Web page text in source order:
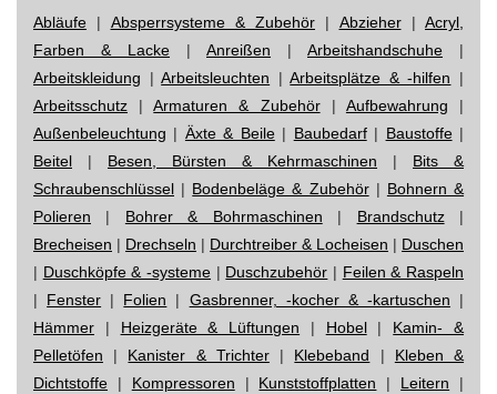
Abläufe | Absperrsysteme & Zubehör | Abzieher| Acryl,
Farben & Lacke | Anreißen | Arbeitshandschuhe |
Arbeitskleidung |Arbeitsleuchten |Arbeitsplätze & -hilfen |
Arbeitsschutz |Armaturen & Zubehör| Aufbewahrung |
Außenbeleuchtung | Äxte & Beile| Baubedarf| Baustoffe|
Beitel | Besen, Bürsten & Kehrmaschinen | Bits &
Schraubenschlüssel | Bodenbeläge & Zubehör| Bohnern &
Polieren | Bohrer & Bohrmaschinen | Brandschutz|
Brecheisen | Drechseln | Durchtreiber & Locheisen | Duschen
| Duschköpfe & -systeme | Duschzubehör | Feilen & Raspeln
| Fenster | Folien | Gasbrenner, -kocher & -kartuschen |
Hämmer | Heizgeräte & Lüftungen | Hobel| Kamin- &
Pelletöfen | Kanister & Trichter| Klebeband | Kleben &
Dichtstoffe | Kompressoren | Kunststoffplatten | Leitern |